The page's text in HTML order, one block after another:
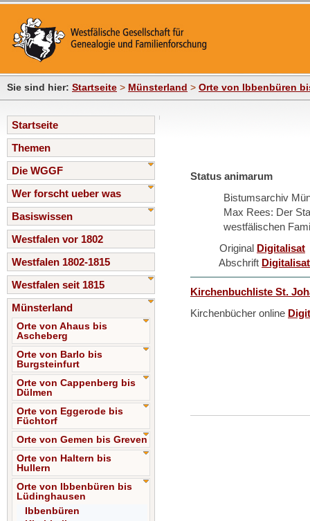
Sie sind hier: Startseite > Münsterland > Orte von Ibbenbüren
Startseite
Themen
Die WGGF
Wer forscht ueber was
Basiswissen
Westfalen vor 1802
Westfalen 1802-1815
Westfalen seit 1815
Münsterland
Orte von Ahaus bis
Ascheberg
Orte von Barlo bis
Burgsteinfurt
Orte von Cappenberg bis
Dülmen
Orte von Eggerode bis
Füchtorf
Orte von Gemen bis Greven
Orte von Haltern bis
Hullern
Orte von Ibbenbüren bis
Lüdinghausen
Ibbenbüren
Status animarum
Bistumsarchiv
Max Rees: Der
westfälischen
Original Digitalisat
Abschrift Digitalisat
Kirchenbuchliste St.
Kirchenbücher online